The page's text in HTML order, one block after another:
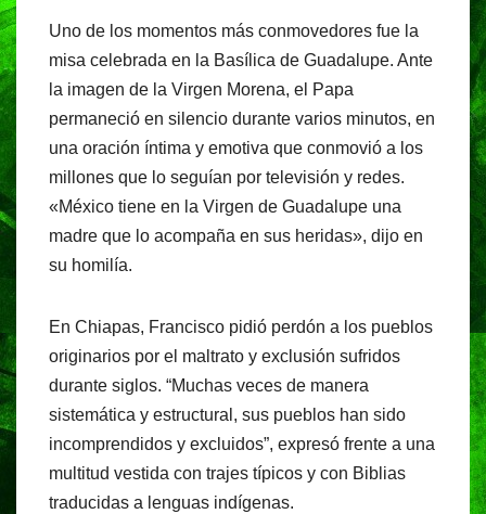
Uno de los momentos más conmovedores fue la
misa celebrada en la Basílica de Guadalupe. Ante
la imagen de la Virgen Morena, el Papa
permaneció en silencio durante varios minutos, en
una oración íntima y emotiva que conmovió a los
millones que lo seguían por televisión y redes.
«México tiene en la Virgen de Guadalupe una
madre que lo acompaña en sus heridas», dijo en
su homilía.
En Chiapas, Francisco pidió perdón a los pueblos
originarios por el maltrato y exclusión sufridos
durante siglos. “Muchas veces de manera
sistemática y estructural, sus pueblos han sido
incomprendidos y excluidos”, expresó frente a una
multitud vestida con trajes típicos y con Biblias
traducidas a lenguas indígenas.